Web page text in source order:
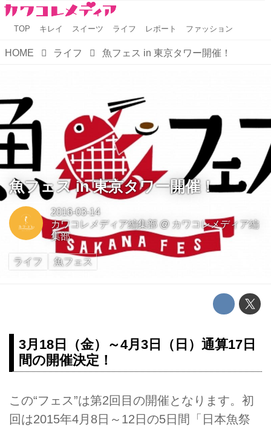
TOP キレイ スイーツ ライフ レポート ファッション
HOME ライフ 魚フェス in 東京タワー開催！
魚フェス in 東京タワー開催！
2016-03-14
カワコレメディア編集部@ カワコレメディア編
集部
ライフ 魚フェス
3月18日（金）～4月3日（日）通算17日
間の開催決定！
この“フェス”は第2回目の開催となります。初
回は2015年4月8日～12日の5日間「日本魚祭